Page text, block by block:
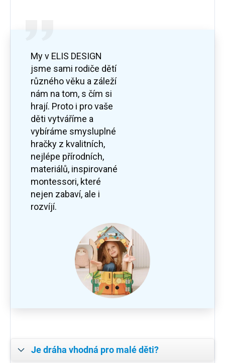
My v ELIS DESIGN
jsme sami rodiče dětí
různého věku a záleží
nám na tom, s čím si
hrají. Proto i pro vaše
děti vytváříme a
vybíráme smysluplné
hračky z kvalitních,
nejlépe přírodních,
materiálů, inspirované
montessori, které
nejen zabaví, ale i
rozvíjí.
Je dráha vhodná pro malé děti?